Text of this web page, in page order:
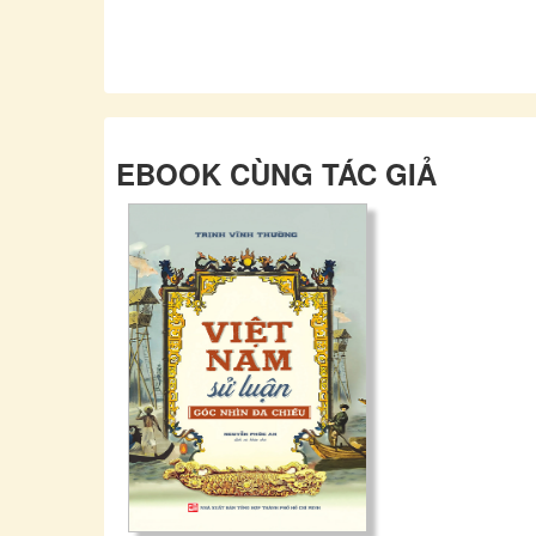
EBOOK CÙNG TÁC GIẢ